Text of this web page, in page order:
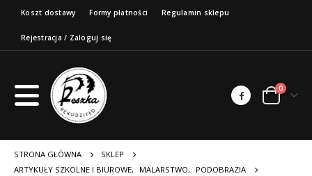
Koszt dostawy Formy płatności Regulamin sklepu
Rejestracja / Zaloguj się
0
STRONA GŁÓWNA
SKLEP
ARTYKUŁY SZKOLNE I BIUROWE, MALARSTWO,
PODOBRAZIA